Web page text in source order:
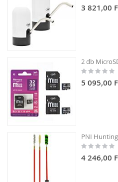
3 821,00
Rating:
5 095,00
Rating:
4 246,00